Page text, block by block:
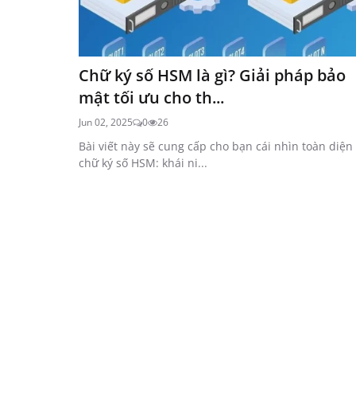
Chữ ký số HSM là gì? Giải pháp bảo
mật tối ưu cho th...
Jun 02, 2025 0 26
Bài viết này sẽ cung cấp cho bạn cái nhìn toàn diện
chữ ký số HSM: khái ni...